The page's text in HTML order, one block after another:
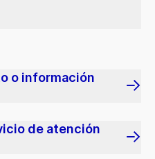
o información
de atención